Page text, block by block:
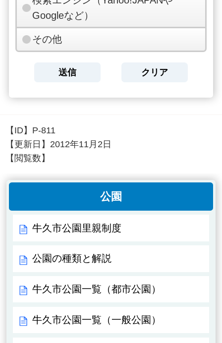
Googleなど）
その他
【ID】 P-811
【更新日】 2012年11月2日
【閲覧数】
公園
牛久市公園里親制度
公園の種類と解説
牛久市公園一覧（都市公園）
牛久市公園一覧（一般公園）